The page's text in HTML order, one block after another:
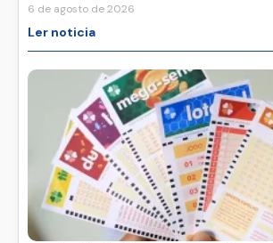
6 de agosto de 2026
Ler noticia